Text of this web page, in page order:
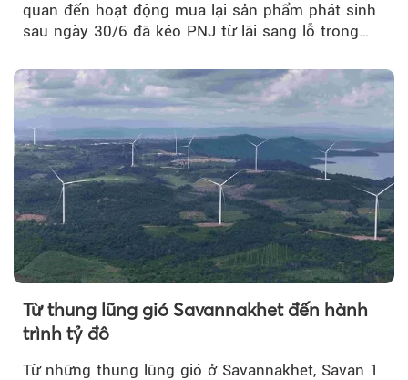
quan đến hoạt động mua lại sản phẩm phát sinh
sau ngày 30/6 đã kéo PNJ từ lãi sang lỗ trong
Từ thung lũng gió Savannakhet đến hành
trình tỷ đô
Từ những thung lũng gió ở Savannakhet, Savan 1